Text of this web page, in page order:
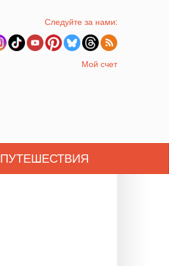
Следуйте за нами:
Мой счет
ПУТЕШЕСТВИЯ